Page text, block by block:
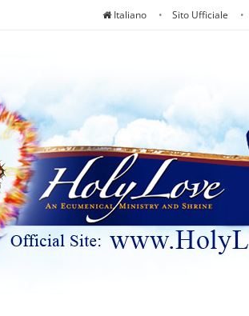
Italiano Sito Ufficiale